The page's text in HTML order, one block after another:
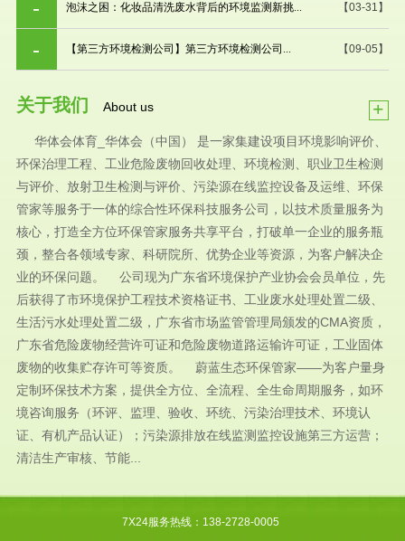
【03-31】
泡沫之困：化妆品清洗废水背后的环境监测新挑...
【09-05】
【第三方环境检测公司】第三方环境检测公司...
关于我们 About us +
华体会体育_华体会（中国） 是一家集建设项目环境影响评价、
环保治理工程、工业危险废物回收处理、环境检测、职业卫生检测
与评价、放射卫生检测与评价、污染源在线监控设备及运维、环保
管家等服务于一体的综合性环保科技服务公司，以技术质量服务为
核心，打造全方位环保管家服务共享平台，打破单一企业的服务瓶
颈，整合各领域专家、科研院所、优势企业等资源，为客户解决企
业的环保问题。 公司现为广东省环境保护产业协会会员单位，先
后获得了市环境保护工程技术资格证书、工业废水处理处置二级、
生活污水处理处置二级，广东省市场监管管理局颁发的CMA资质，
广东省危险废物经营许可证和危险废物道路运输许可证，工业固体
废物的收集贮存许可等资质。 蔚蓝生态环保管家——为客户量身
定制环保技术方案，提供全方位、全流程、全生命周期服务，如环
境咨询服务（环评、监理、验收、环统、污染治理技术、环境认
证、有机产品认证）；污染源排放在线监测监控设施第三方运营；
清洁生产审核、节能...
7X24服务热线：138-2728-0005